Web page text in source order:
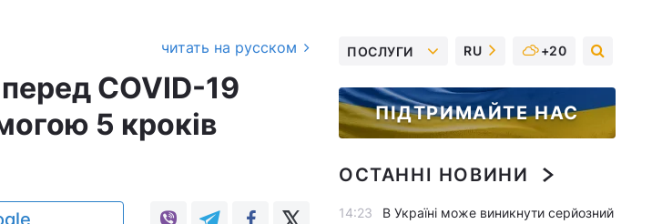
читать на русском
COVID-19
5 кроків
ПОСЛУГИ RU +20
ПІДТРИМАЙТЕ НАС
ОСТАННІ НОВИНИ
14:23
В Україні може виникнути серйозний